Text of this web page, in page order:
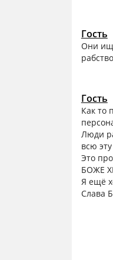
Гость
Они
Гость
Как то
Люди
всю
Это
БОЖЕ
Я ещё
Слава